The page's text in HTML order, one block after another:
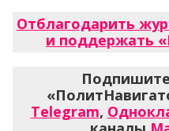
Отблагодарить
и поддержать
Telegram,